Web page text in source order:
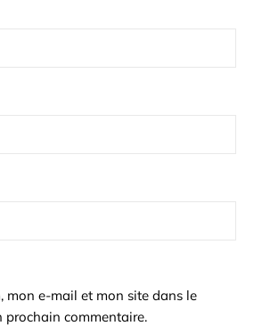
mon e-mail et mon site dans le
commentaire.